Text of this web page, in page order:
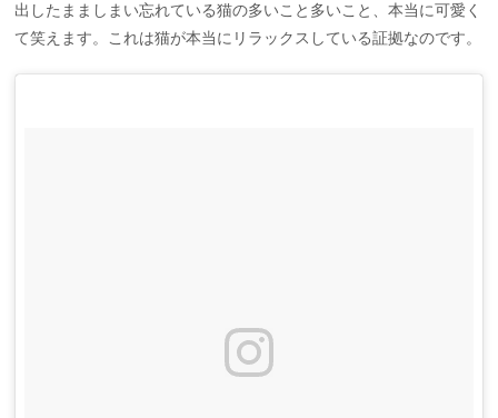
出したまましまい忘れている猫の多いこと多いこと、本当に可愛く
て笑えます。これは猫が本当にリラックスしている証拠なのです。